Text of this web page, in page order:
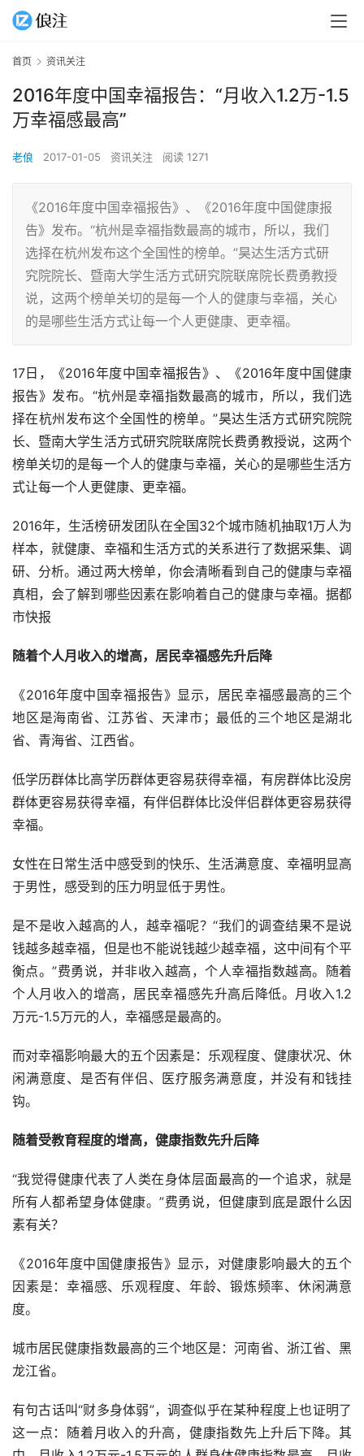
首页 资讯关注
2016年度中国幸福报告：“月收入1.2万-1.5
万幸福感最高”
老俍 2017-01-05 资讯关注 阅读 1271
《2016年度中国幸福报告》、《2016年度中国健康报
告》发布。“杭州是幸福指数最高的城市，所以，我们
选择在杭州发布这个全国性的榜单。”昊达生活方式研
究院院长、暨南大学生活方式研究院联席院长费勇教授
说，这两个榜单关切的是每一个人的健康与幸福，关心
的是哪些生活方式让每一个人更健康、更幸福。
17日，《2016年度中国幸福报告》、《2016年度中国健康
报告》发布。“杭州是幸福指数最高的城市，所以，我们选
择在杭州发布这个全国性的榜单。”昊达生活方式研究院院
长、暨南大学生活方式研究院联席院长费勇教授说，这两个
榜单关切的是每一个人的健康与幸福，关心的是哪些生活方
式让每一个人更健康、更幸福。
2016年，生活榜研发团队在全国32个城市随机抽取1万人为
样本，就健康、幸福和生活方式的关系进行了数据采集、调
研、分析。通过两大榜单，你会清晰看到自己的健康与幸福
真相，会了解到哪些因素在影响着自己的健康与幸福。据都
市快报
随着个人月收入的增高，居民幸福感先升后降
《2016年度中国幸福报告》显示，居民幸福感最高的三个
地区是海南省、江苏省、天津市；最低的三个地区是湖北
省、青海省、江西省。
低学历群体比高学历群体更容易获得幸福，有房群体比没房
群体更容易获得幸福，有伴侣群体比没伴侣群体更容易获得
幸福。
女性在日常生活中感受到的快乐、生活满意度、幸福明显高
于男性，感受到的压力明显低于男性。
是不是收入越高的人，越幸福呢？“我们的调查结果不是说
钱越多越幸福，但是也不能说钱越少越幸福，这中间有个平
衡点。”费勇说，并非收入越高，个人幸福指数越高。随着
个人月收入的增高，居民幸福感先升高后降低。月收入1.2
万元-1.5万元的人，幸福感是最高的。
而对幸福影响最大的五个因素是：乐观程度、健康状况、休
闲满意度、是否有伴侣、医疗服务满意度，并没有和钱挂
钩。
随着受教育程度的增高，健康指数先升后降
“我觉得健康代表了人类在身体层面最高的一个追求，就是
所有人都希望身体健康。”费勇说，但健康到底是跟什么因
素有关？
《2016年度中国健康报告》显示，对健康影响最大的五个
因素是：幸福感、乐观程度、年龄、锻炼频率、休闲满意
度。
城市居民健康指数最高的三个地区是：河南省、浙江省、黑
龙江省。
有句古话叫“财多身体弱”，调查似乎在某种程度上也证明了
这一点：随着月收入的升高，健康指数先上升后下降。其